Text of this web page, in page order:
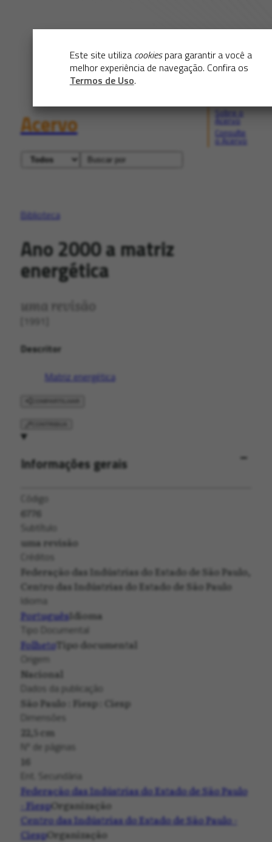
Este site utiliza cookiespara garantir a você a
melhor experiência de navegação. Confira os
Termos de Uso.
Acervo
Consulte
Biblioteca
Ano 2000 a matriz
energética
uma revisão
Descritor
Matriz energética
Informações gerais
Código
6776
Subtítulo
uma revisão
Créditos
Federação das Indústrias do Estado de São Paulo,
Centro das Indústrias do Estado de São Paulo
Idioma
PortuguêsIdioma
Tipo Documental
FolhetoTipo documental
Origem
Nacional
Dados da publicação
São Paulo : Fiesp : Ciesp
Dimensões
22,5 cm
Nº de páginas
16
Ent. Secundária
Federação das Indústrias do Estado de São Paulo
- FiespOrganização
Centro das Indústrias do Estado de São Paulo -
CiespOrganização